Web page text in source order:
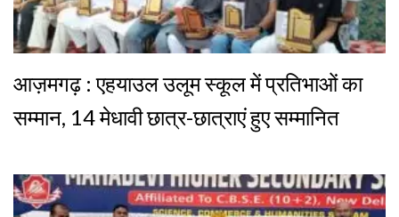
आज़मगढ़ : एहयाउल उलूम स्कूल में प्रतिभाओं का
सम्मान, 14 मेधावी छात्र-छात्राएं हुए सम्मानित